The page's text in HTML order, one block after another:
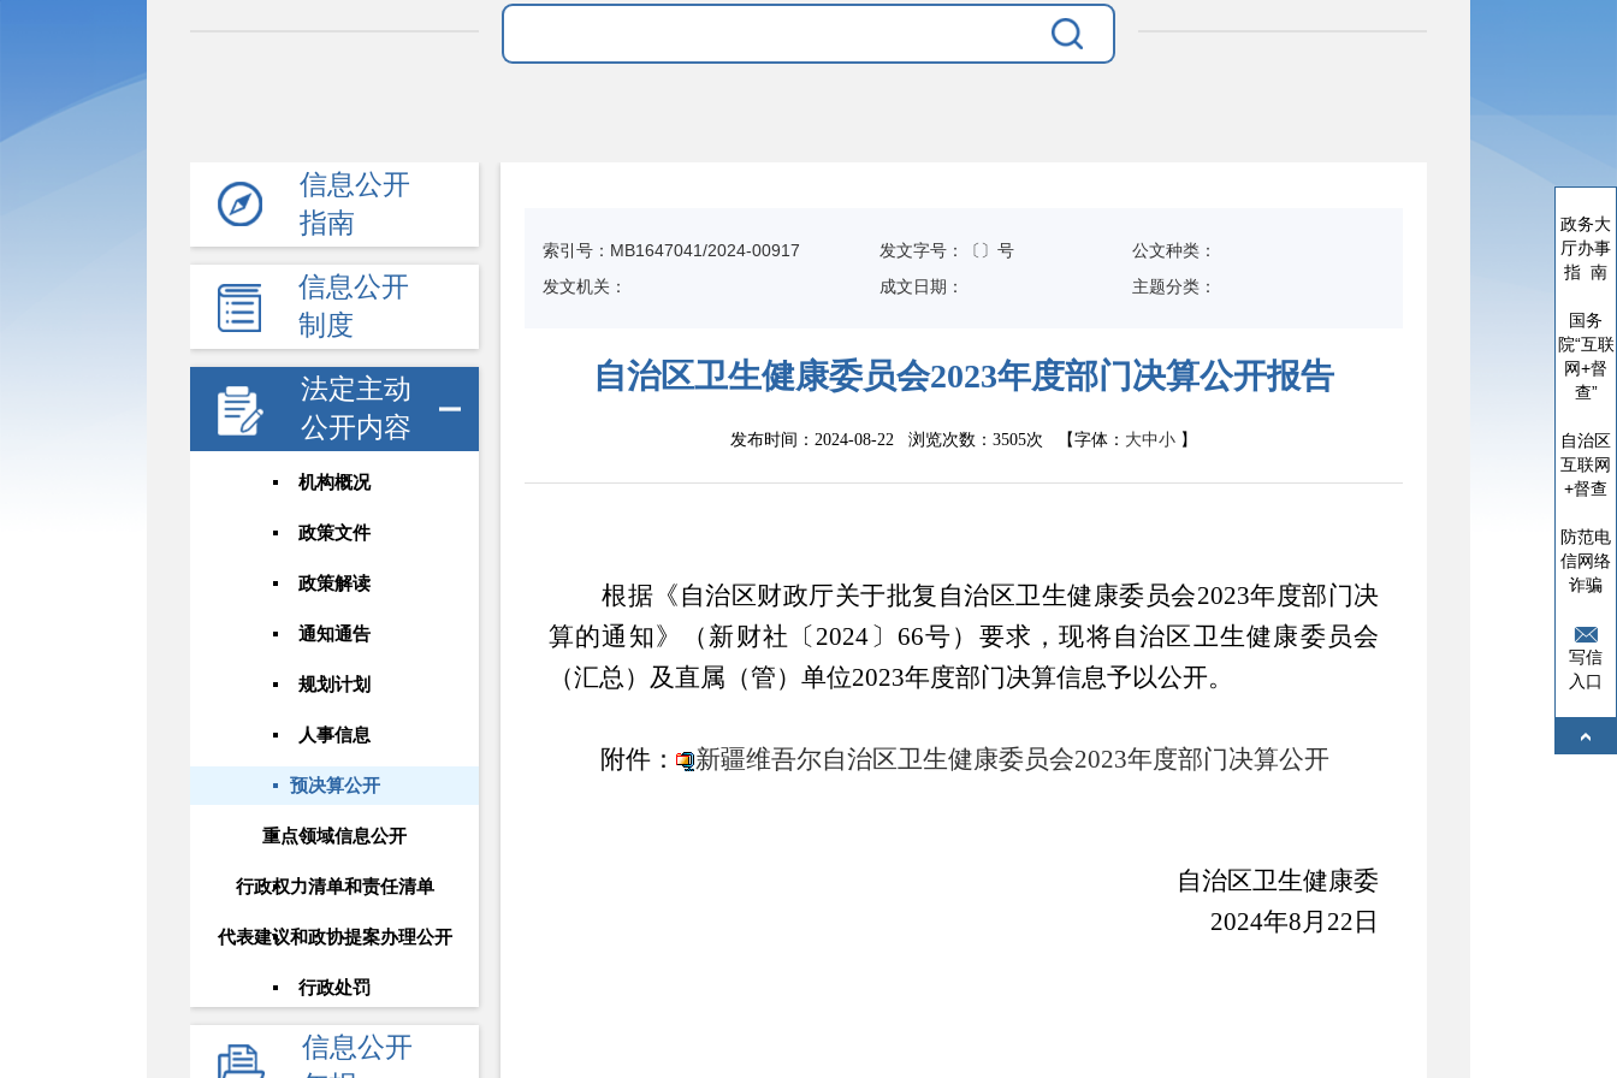
信息公开
指南
信息公开
制度
法定主动
公开内容
机构概况
政策文件
政策解读
通知通告
规划计划
人事信息
预决算公开
重点领域信息公开
行政权力清单和责任清单
代表建议和政协提案办理公开
行政处罚
信息公开
索引号：MB1647041/2024-00917 发文字号：〔〕号
公文种类：
发文机关：
成文日期： 主题分类：
自治区卫生健康委员会2023年度部门决算公开报告
发布时间：2024-08-22 浏览次数： 3505次 【字体： 大中小 】
根据 《自治区财政厅关于批复自治区卫生健康委员会2023年度部门决
算的通知》（新财社〔 2024 〕 66号） 要求，现将自治区卫生健康委员会
（汇总）及直属（管）单位2023年度部门决算信息予以公开。
附件： 新疆维吾尔自治区卫生健康委员会2023年度部门决算公开
自治区卫生健康委
2024年8月 22 日
政务大
厅办事
指 南
国务
院“互联
网+督
查”
自治区
互联网
+督查
防范电
信网络
诈骗
写信
入口